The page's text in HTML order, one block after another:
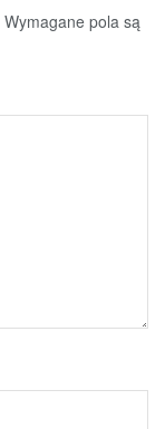
Wymagane pola są